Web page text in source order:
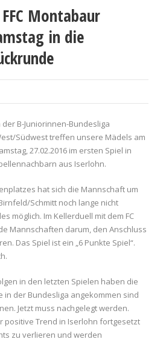
Montabaur
in die
der B-Juniorinnen-Bundesliga
Südwest treffen unsere Mädels am
27.02.2016 im ersten Spiel in
aus Iserlohn.
hat sich die Mannschaft um
Schmitt noch lange nicht
möglich. Im Kellerduell mit dem FC
Mannschaften darum, den Anschluss
Das Spiel ist ein „6 Punkte Spiel“.
in den letzten Spielen haben die
in der Bundesliga angekommen sind
Jetzt muss nachgelegt werden.
positive Trend in Iserlohn fortgesetzt
zu verlieren und werden